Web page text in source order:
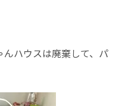
んハウスは廃棄して、パ